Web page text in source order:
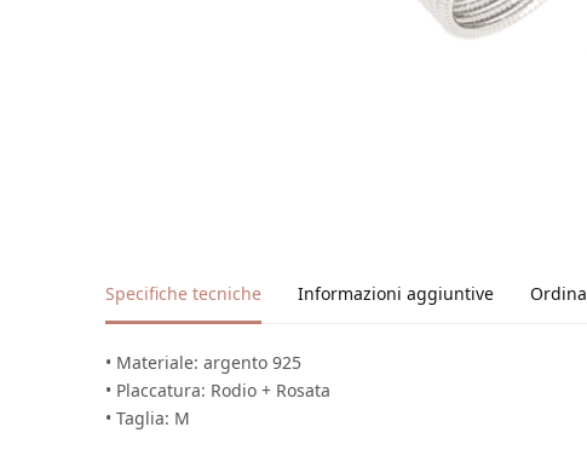
Specifiche tecniche Informazioni aggiuntive Ordina
• Materiale: argento 925
• Placcatura: Rodio + Rosata
• Taglia: M